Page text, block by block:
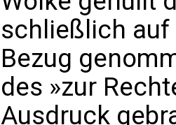
schließlich auf
Bezug
des »zur
Ausdruck